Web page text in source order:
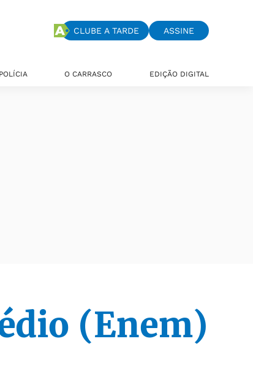
CLUBE A TARDE ASSINE
POLÍCIA O CARRASCO EDIÇÃO DIGITAL
(Enem)